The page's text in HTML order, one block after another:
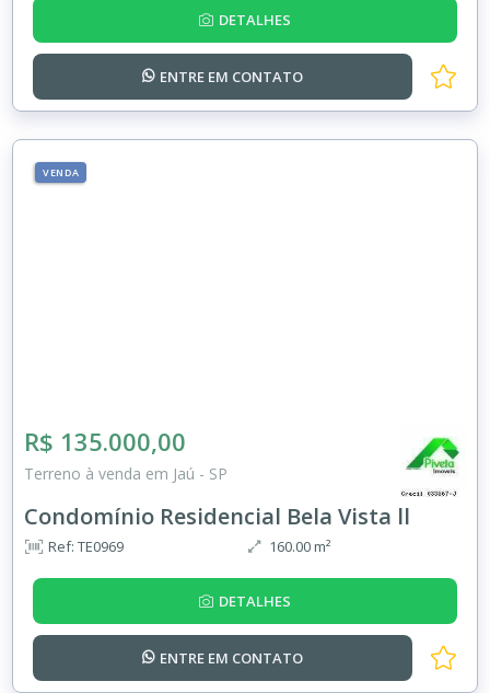
DETALHES
ENTRE EM CONTATO
VENDA
R$ 135.000,00
Terreno à venda em Jaú - SP
Condomínio Residencial Bela Vista ll
Ref: TE0969 160.00 m²
DETALHES
ENTRE EM CONTATO